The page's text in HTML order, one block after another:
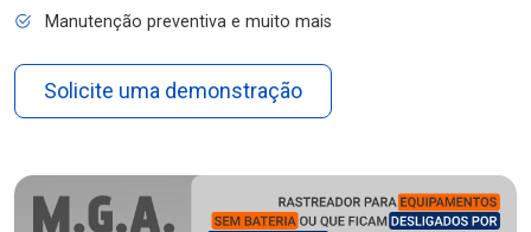
Manutenção preventiva e muito mais
Solicite uma demonstração